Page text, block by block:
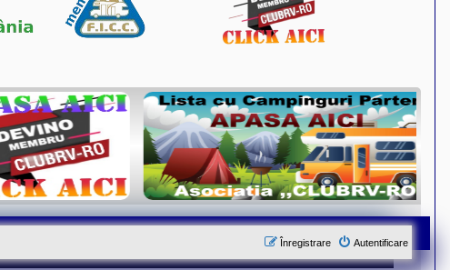
Autentificare
Înregistrare